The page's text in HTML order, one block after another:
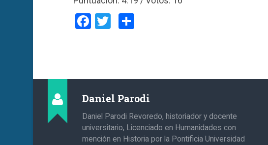
Facebook
TwitterCompartir
Daniel Parodi
Daniel Parodi Revoredo, historiador y docente
universitario, Licenciado en Humanidades con
mención en Historia por la Pontificia Universidad